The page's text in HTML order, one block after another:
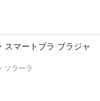
スマートブラ ブラジャ
ソラーラ